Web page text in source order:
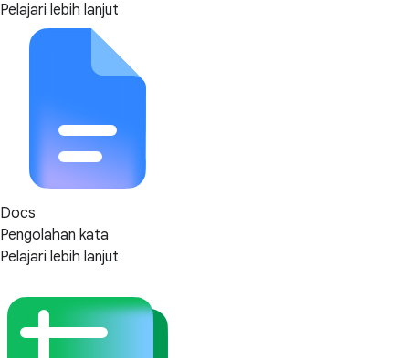
Pelajari lebih lanjut
Docs
Pengolahan kata
Pelajari lebih lanjut